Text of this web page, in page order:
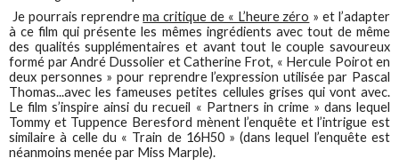
Je pourrais reprendrema critique de « L’heure zéro » et l’adapter
à ce film qui présente les mêmes ingrédients avec tout de même
des qualités supplémentaires et avant tout le couple savoureux
formé par André Dussolier et Catherine Frot, « Hercule Poirot en
deux personnes » pour reprendre l’expression utilisée par Pascal
Thomas...avec les fameuses petites cellules grises qui vont avec.
Le film s’inspire ainsi du recueil « Partners in crime » dans lequel
Tommy et Tuppence Beresford mènent l’enquête et l’intrigue est
similaire à celle du « Train de 16H50 » (dans lequel l’enquête est
néanmoins menée par Miss Marple).